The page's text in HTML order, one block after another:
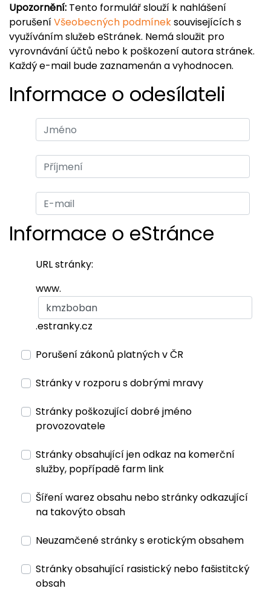
Upozornění: Tento formulář slouží k nahlášení
porušeníVšeobecných podmíneksouvisejících s
využíváním služeb eStránek. Nemá sloužit pro
vyrovnávání účtů nebo k poškození autora stránek.
Každý e-mail bude zaznamenán a vyhodnocen.
Informace o odesílateli
Informace o eStránce
URL stránky:
www.
.estranky.cz
Porušení zákonů platných v ČR
Stránky v rozporu s dobrými mravy
Stránky poškozující dobré jméno
provozovatele
Stránky obsahující jen odkaz na komerční
služby, popřípadě farm link
Šíření warez obsahu nebo stránky odkazující
na takovýto obsah
Neuzamčené stránky s erotickým obsahem
Stránky obsahující rasistický nebo fašistitcký
obsah